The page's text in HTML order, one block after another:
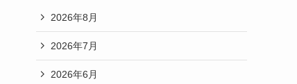
2026年8月
2026年7月
2026年6月